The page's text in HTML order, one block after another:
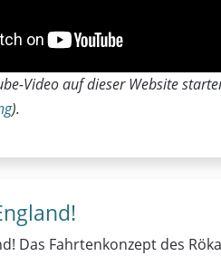
Video auf dieser Website
).
Das Fahrtenkonzept des